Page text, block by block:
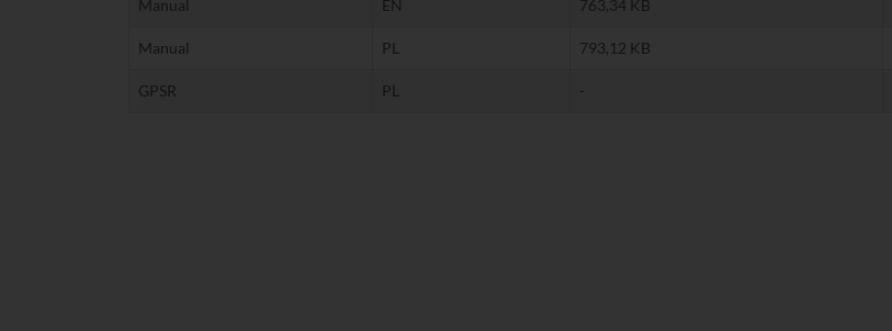
Manual EN 763,34 KB
Manual PL 793,12 KB
GPSR PL -